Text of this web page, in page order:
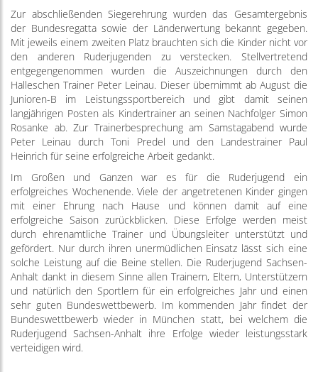
Zur abschließenden Siegerehrung wurden das Gesamtergebnis
der Bundesregatta sowie der Länderwertung bekannt gegeben.
Mit jeweils einem zweiten Platz brauchten sich die Kinder nicht vor
den anderen Ruderjugenden zu verstecken. Stellvertretend
entgegengenommen wurden die Auszeichnungen durch den
Halleschen Trainer Peter Leinau. Dieser übernimmt ab August die
Junioren-B im Leistungssportbereich und gibt damit seinen
langjährigen Posten als Kindertrainer an seinen Nachfolger Simon
Rosanke ab. Zur Trainerbesprechung am Samstagabend wurde
Peter Leinau durch Toni Predel und den Landestrainer Paul
Heinrich für seine erfolgreiche Arbeit gedankt.
Im Großen und Ganzen war es für die Ruderjugend ein
erfolgreiches Wochenende. Viele der angetretenen Kinder gingen
mit einer Ehrung nach Hause und können damit auf eine
erfolgreiche Saison zurückblicken. Diese Erfolge werden meist
durch ehrenamtliche Trainer und Übungsleiter unterstützt und
gefördert. Nur durch ihren unermüdlichen Einsatz lässt sich eine
solche Leistung auf die Beine stellen. Die Ruderjugend Sachsen-
Anhalt dankt in diesem Sinne allen Trainern, Eltern, Unterstützern
und natürlich den Sportlern für ein erfolgreiches Jahr und einen
sehr guten Bundeswettbewerb. Im kommenden Jahr findet der
Bundeswettbewerb wieder in München statt, bei welchem die
Ruderjugend Sachsen-Anhalt ihre Erfolge wieder leistungsstark
verteidigen wird.